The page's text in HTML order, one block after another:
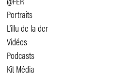
Portraits
L'illu de la der
Vidéos
Podcasts
Kit Média